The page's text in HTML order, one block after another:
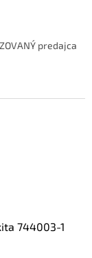
predajca
744003-1